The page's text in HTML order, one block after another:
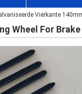
Vierkante
Wheel For